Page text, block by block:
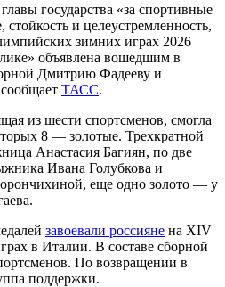
государства «за спортивные
и целеустремленность,
зимних играх 2026
объявлена вошедшим в
Дмитрию Фадееву и
ТАСС.
из шести спортсменов, смогла
8 — золотые. Трехкратной
Анастасия Багиян, по две
Ивана Голубкова и
еще одно золото — у
завоевали россияне на XIV
в Италии. В составе сборной
По возвращении в
поддержки.